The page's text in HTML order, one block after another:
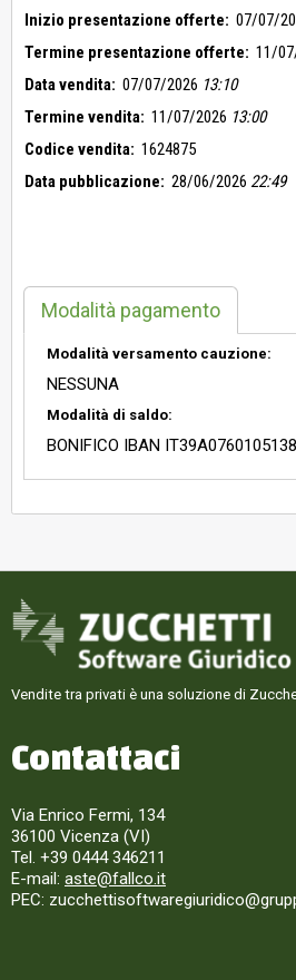
Inizio presentazione offerte: 07/07/
Termine presentazione offerte: 11/
Data vendita: 07/07/2026 13:10
Termine vendita: 11/07/2026 13:00
Codice vendita: 1624875
Data pubblicazione: 28/06/2026 22:49
Modalità pagamento
Modalità versamento cauzione:
NESSUNA
Modalità di saldo:
BONIFICO IBAN
Vendite tra privati è una soluzione di
Contattaci
Via Enrico Fermi, 134
36100 Vicenza (VI)
Tel. +39 0444 346211
E-mail: aste@fallco.it
PEC: